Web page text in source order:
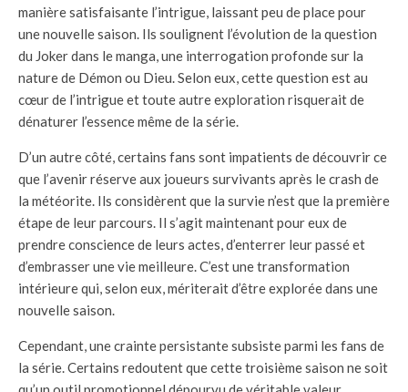
manière satisfaisante l’intrigue, laissant peu de place pour
une nouvelle saison. Ils soulignent l’évolution de la question
du Joker dans le manga, une interrogation profonde sur la
nature de Démon ou Dieu. Selon eux, cette question est au
cœur de l’intrigue et toute autre exploration risquerait de
dénaturer l’essence même de la série.
D’un autre côté, certains fans sont impatients de découvrir ce
que l’avenir réserve aux joueurs survivants après le crash de
la météorite. Ils considèrent que la survie n’est que la première
étape de leur parcours. Il s’agit maintenant pour eux de
prendre conscience de leurs actes, d’enterrer leur passé et
d’embrasser une vie meilleure. C’est une transformation
intérieure qui, selon eux, mériterait d’être explorée dans une
nouvelle saison.
Cependant, une crainte persistante subsiste parmi les fans de
la série. Certains redoutent que cette troisième saison ne soit